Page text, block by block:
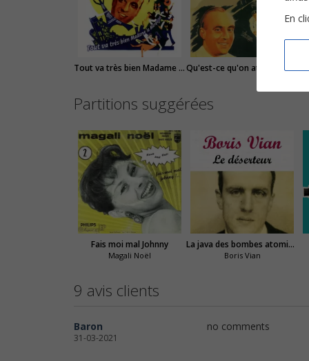
Tout va très bien Madame la Marquise Qu'est-ce qu'on attend pour être heureux
Partitions suggérées
Fais moi mal Johnny
Magali Noël
La java des bombes atomiques
Boris Vian
9 avis clients
Baron
31-03-2021
no comments
En